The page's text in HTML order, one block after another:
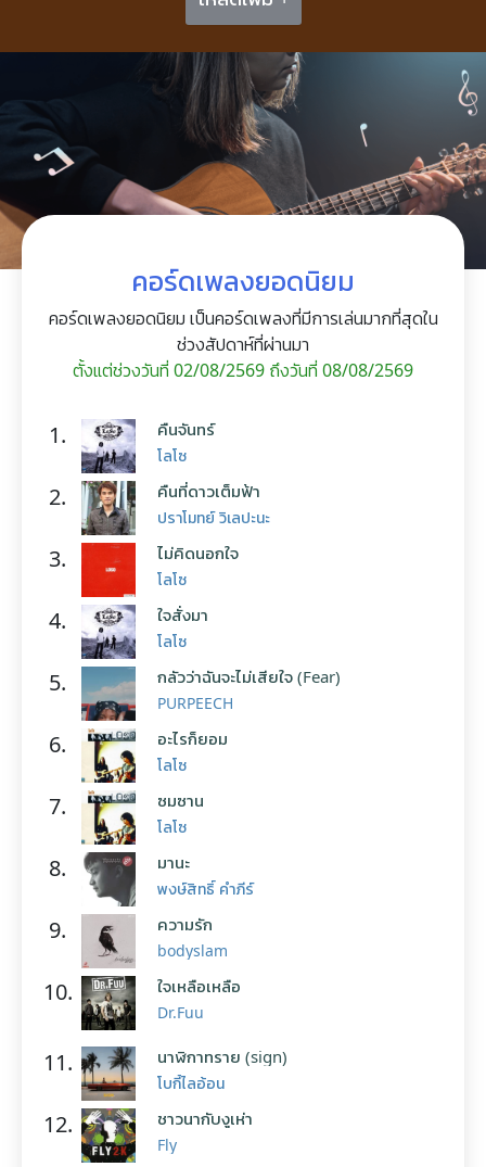
คอร์ดเพลงยอดนิยม
คอร์ดเพลงยอดนิยม เป็นคอร์ดเพลงที่มีการเล่นมากที่สุดใน
ช่วงสัปดาห์ที่ผ่านมา
ตั้งแต่ช่วงวันที่ 02/08/2569 ถึงวันที่ 08/08/2569
1. คืนจันทร์
โลโซ
2. คืนที่ดาวเต็มฟ้า
ปราโมทย์ วิเลปะนะ
3. ไม่คิดนอกใจ
โลโซ
4. ใจสั่งมา
โลโซ
5. กลัวว่าฉันจะไม่เสียใจ (Fear)
PURPEECH
6. อะไรก็ยอม
โลโซ
7. ซมซาน
โลโซ
8. มานะ
พงษ์สิทธิ์ คำภีร์
9. ความรัก
bodyslam
10. ใจเหลือเหลือ
Dr.Fuu
11. นาฬิกาทราย (sign)
โบกี้ไลอ้อน
12. ชาวนากับงูเห่า
Fly